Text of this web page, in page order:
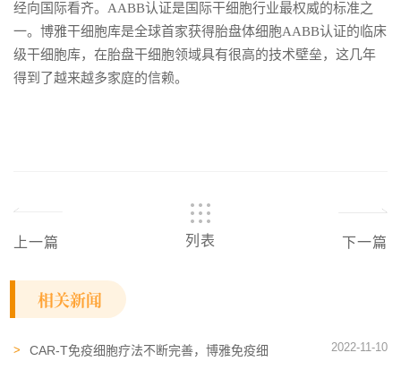
经向国际看齐。AABB认证是国际干细胞行业最权威的标准之
一。博雅干细胞库是全球首家获得胎盘体细胞AABB认证的临床
级干细胞库，在胎盘干细胞领域具有很高的技术壁垒，这几年
得到了越来越多家庭的信赖。
上一篇 列表 下一篇
相关新闻
CAR-T免疫细胞疗法不断完善，博雅免疫细
2022-11-10